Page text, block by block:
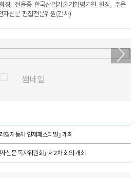
장, 전윤종 한국산업기술기획평가원 원장, 주은
신문 편집전문위원(간사)
형자동차 인재페스티벌｣ 개최
신문 독자위원회｣ 제2차 회의 개최